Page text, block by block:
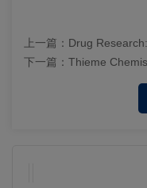
上一篇： Drug
下一篇： Thieme